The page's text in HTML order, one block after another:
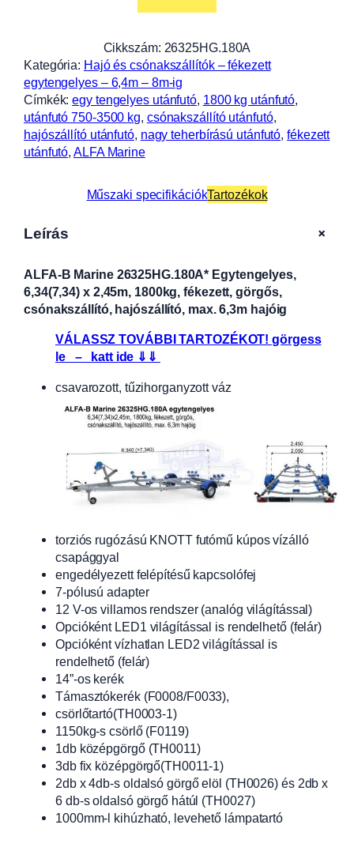
Cikkszám: 26325HG.180A
Kategória: Hajó és csónakszállítók – fékezett
egytengelyes – 6,4m – 8m-ig
Címkék:egy tengelyes utánfutó 1800 kg utánfutó
utánfutó 750-3500 kg csónakszállító utánfutó
hajószállító utánfutó, nagy teherbírású utánfutó , fékezett
utánfutó ALFA Marine
Műszaki specifikációkTartozékok
Leírás +
ALFA-B Marine 26325HG.180A* Egytengelyes,
6,34(7,34) x 2,45m, 1800kg, fékezett, görgős,
csónakszállító, hajószállító, max. 6,3m hajóig
VÁLASSZ TOVÁBBI TARTOZÉKOT! görgess
le – katt ide ⇓⇓
csavarozott, tűzihorganyzott váz
torziós rugózású KNOTT futómű kúpos vízálló
csapággyal
engedélyezett felépítésű kapcsolófej
7-pólusú adapter
12 V-os villamos rendszer (analóg világítással)
Opcióként LED1 világítással is rendelhető (felár)
Opcióként vízhatlan LED2 világítással is
rendelhető (felár)
14”-os kerék
Támasztókerék (F0008/F0033),
csörlőtartó(TH0003-1)
1150kg-s csörlő (F0119)
1db középgörgő (TH0011)
3db fix középgörgő(TH0011-1)
2db x 4db-s oldalsó görgő elöl (TH0026) és 2db x
6 db-s oldalsó görgő hátúl (TH0027)
1000mm-l kihúzható, levehető lámpatartó